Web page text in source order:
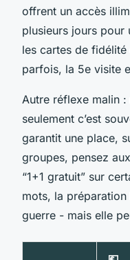
offrent un accès
plusieurs jours
les cartes de
parfois, la 5e visite
Autre réflexe malin :
seulement c’est
garantit une place,
groupes, pensez
“1+1 gratuit” sur
mots, la préparation
guerre - mais elle